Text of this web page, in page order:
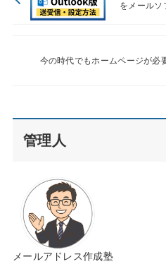
をメールソ
今の時代でもホームページが必
管理人
メールアドレス作成塾